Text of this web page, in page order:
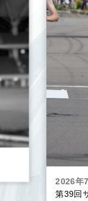
2026年
第39回